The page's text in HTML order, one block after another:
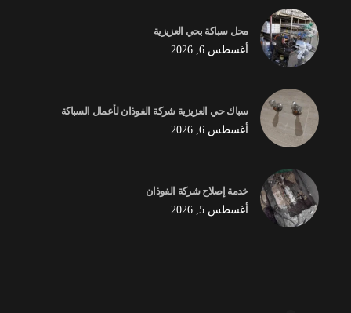
محل سباكة بحي العزيزية
أغسطس 6, 2026
سباك حي العزيزية شركة الفوذان لأعمال السباكة
أغسطس 6, 2026
خدمة إصلاح شركة الفوذان
أغسطس 5, 2026